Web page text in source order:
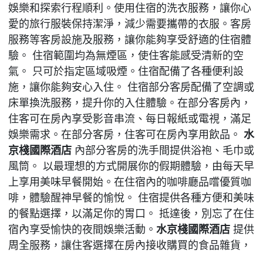
娛樂和探索行程順利。使用住宿的洗衣服務，讓你心
愛的旅行服裝保持潔淨，減少需要攜帶的衣服。客房
服務等客房設施及服務，讓你能夠享受舒適的住宿體
驗。 住宿範圍均為無煙區，使住客能感受清新的空
氣。 只可於指定區域吸煙。住宿配備了各種便利設
施，讓你能夠安心入住。 住宿部分客房配備了空調或
床單換洗服務，提升你的入住體驗。在部分客房內，
住客可在房內享受影音串流、每日報紙或電視，滿足
娛樂需求。在部分客房，住客可在房內享用飲品。 水
京棧國際酒店內部分客房的洗手間提供浴袍、毛巾或
風筒。 以最理想的方式開展你的假期體驗，由每天早
上享用美味早餐開始。在住宿內的咖啡廳品嚐優質咖
啡，體驗醒神早餐的愉悅。 住宿提供各種方便和美味
的餐點選擇，以滿足你的胃口。 抵達後，別忘了在住
宿內享受愉快的夜間娛樂活動。 水京棧國際酒店提供
周全服務，讓住客選擇在房內接收購買的食品雜貨，